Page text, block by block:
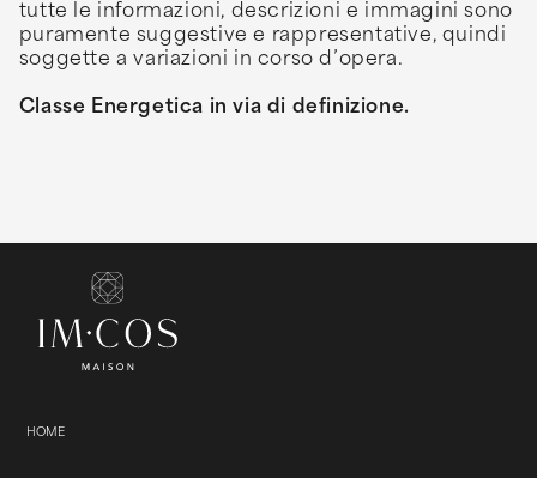
tutte le informazioni, descrizioni e immagini sono
puramente suggestive e rappresentative, quindi
soggette a variazioni in corso d’opera.
Classe Energetica in via di definizione.
HOME